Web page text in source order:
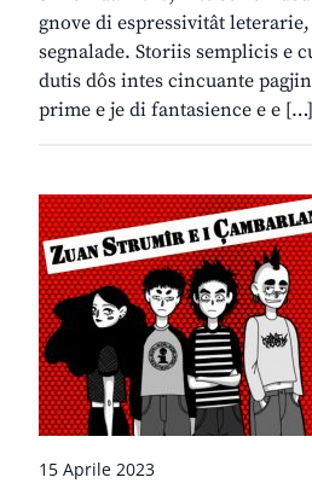
gnove di espressivitât leterarie,
segnalade. Storiis semplicis e
dutis dôs intes cincuante
prime e je di fantasience e e […]
15 Aprile 2023